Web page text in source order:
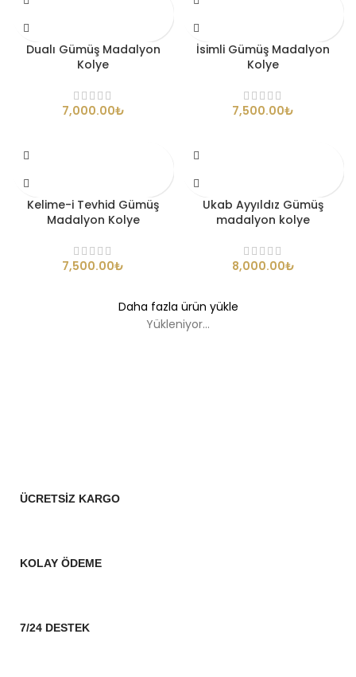
Dualı Gümüş Madalyon
Kolye
₺
İsimli Gümüş Madalyon
Kolye
₺
Kelime-i Tevhid Gümüş
Madalyon Kolye
₺
Ukab Ayyıldız Gümüş
madalyon kolye
₺
Daha fazla ürün yükle
Yükleniyor...
ÜCRETSİZ KARGO
KOLAY ÖDEME
7/24 DESTEK